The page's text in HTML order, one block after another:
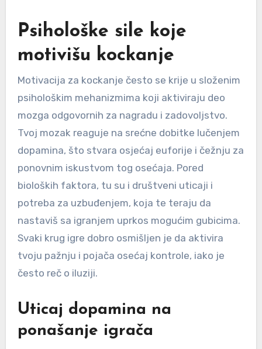
Psihološke sile koje
motivišu kockanje
Motivacija za kockanje često se krije u složenim
psihološkim mehanizmima koji aktiviraju deo
mozga odgovornih za nagradu i zadovoljstvo.
Tvoj mozak reaguje na srećne dobitke lučenjem
dopamina, što stvara osjećaj euforije i čežnju za
ponovnim iskustvom tog osećaja. Pored
bioloških faktora, tu su i društveni uticaji i
potreba za uzbuđenjem, koja te teraju da
nastaviš sa igranjem uprkos mogućim gubicima.
Svaki krug igre dobro osmišljen je da aktivira
tvoju pažnju i pojača osećaj kontrole, iako je
često reč o iluziji.
Uticaj dopamina na
ponašanje igrača